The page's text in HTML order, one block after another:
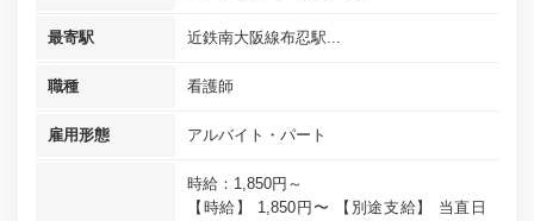
最寄駅 近鉄南大阪線布忍駅...
職種 看護師
雇用形態 アルバイト・パート
時給：1,850円～
【時給】 1,850円〜 【別途支給】 当直日